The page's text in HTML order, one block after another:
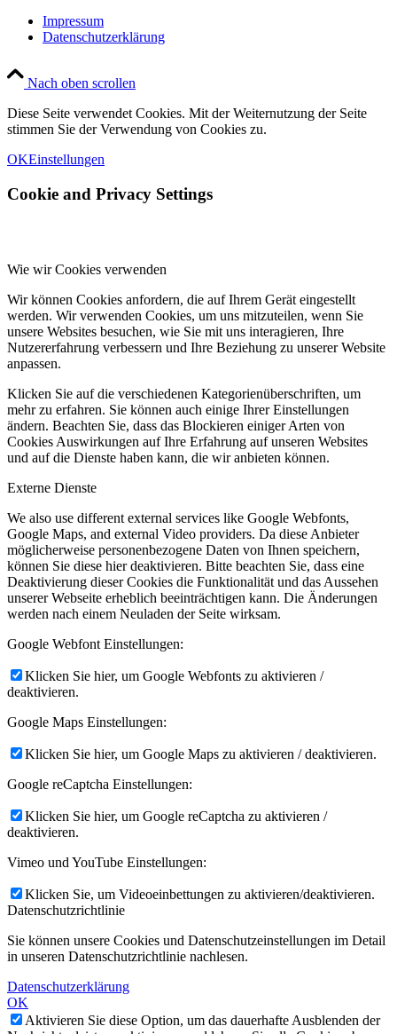
Impressum
Datenschutzerklärung
Nach oben scrollen
Diese Seite verwendet Cookies. Mit der Weiternutzung der Seite
stimmen Sie der Verwendung von Cookies zu.
OKEinstellungen
Cookie and Privacy Settings
Wie wir Cookies verwenden
Wir können Cookies anfordern, die auf Ihrem Gerät eingestellt
werden. Wir verwenden Cookies, um uns mitzuteilen, wenn Sie
unsere Websites besuchen, wie Sie mit uns interagieren, Ihre
Nutzererfahrung verbessern und Ihre Beziehung zu unserer Website
anpassen.
Klicken Sie auf die verschiedenen Kategorienüberschriften, um
mehr zu erfahren. Sie können auch einige Ihrer Einstellungen
ändern. Beachten Sie, dass das Blockieren einiger Arten von
Cookies Auswirkungen auf Ihre Erfahrung auf unseren Websites
und auf die Dienste haben kann, die wir anbieten können.
Externe Dienste
We also use different external services like Google Webfonts,
Google Maps, and external Video providers. Da diese Anbieter
möglicherweise personenbezogene Daten von Ihnen speichern,
können Sie diese hier deaktivieren. Bitte beachten Sie, dass eine
Deaktivierung dieser Cookies die Funktionalität und das Aussehen
unserer Webseite erheblich beeinträchtigen kann. Die Änderungen
werden nach einem Neuladen der Seite wirksam.
Google Webfont Einstellungen:
Klicken Sie hier, um Google Webfonts zu aktivieren /
deaktivieren.
Google Maps Einstellungen:
Klicken Sie hier, um Google Maps zu aktivieren / deaktivieren.
Google reCaptcha Einstellungen:
Klicken Sie hier, um Google reCaptcha zu aktivieren /
deaktivieren.
Vimeo und YouTube Einstellungen:
Klicken Sie, um Videoeinbettungen zu aktivieren/deaktivieren.
Datenschutzrichtlinie
Sie können unsere Cookies und Datenschutzeinstellungen im Detail
in unseren Datenschutzrichtlinie nachlesen.
Datenschutzerklärung
OK
Aktivieren Sie diese Option, um das dauerhafte Ausblenden der